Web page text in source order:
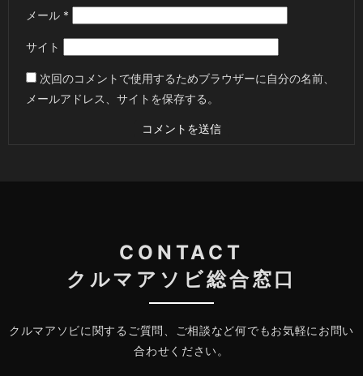
メール *
サイト
次回のコメントで使用するためブラウザーに自分の名前、
メールアドレス、サイトを保存する。
CONTACT
クルマアソビ総合窓口
クルマアソビに関するご質問、ご相談など何でもお気軽にお問い
合わせください。